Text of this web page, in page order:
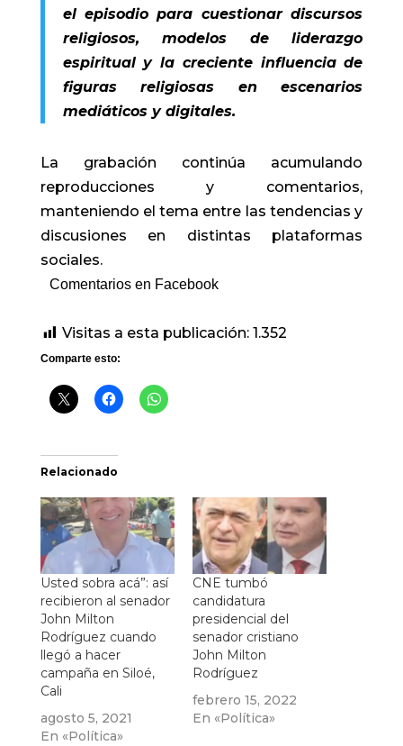
el episodio para cuestionar discursos
religiosos, modelos de liderazgo
espiritual y la creciente influencia de
figuras religiosas en escenarios
mediáticos y digitales.
La grabación continúa acumulando
reproducciones y comentarios,
manteniendo el tema entre las tendencias y
discusiones en distintas plataformas
sociales.
Comentarios en Facebook
Visitas a esta publicación: 1.352
Comparte esto:
Relacionado
Usted sobra acá”: así
recibieron al senador
John Milton
Rodríguez cuando
llegó a hacer
campaña en Siloé,
Cali
agosto 5, 2021
En «Política»
CNE tumbó
candidatura
presidencial del
senador cristiano
John Milton
Rodríguez
febrero 15, 2022
En «Política»